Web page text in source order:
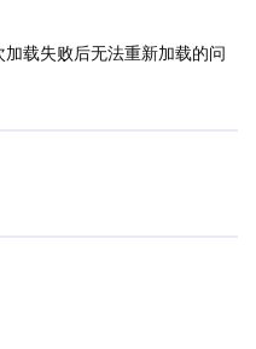
载失败后无法重新加载的问